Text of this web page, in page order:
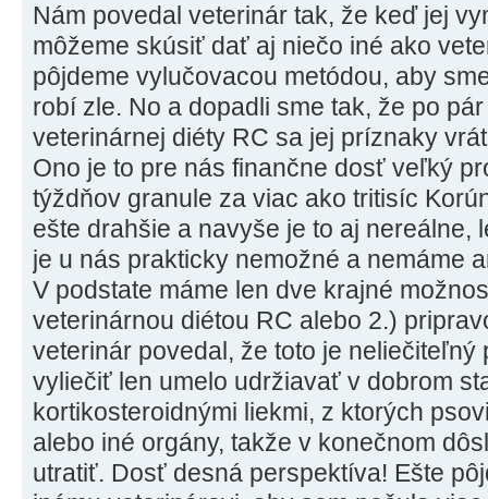
Nám povedal veterinár tak, že keď jej
môžeme skúsiť dať aj niečo iné ako
pôjdeme vylučovacou metódou, aby
robí zle. No a dopadli sme tak, že po
veterinárnej diéty RC sa jej príznaky
Ono je to pre nás finančne dosť veľký
týždňov granule za viac ako tritisíc
ešte drahšie a navyše je to aj nereálne,
je u nás prakticky nemožné a nemáme
V podstate máme len dve krajné
veterinárnou diétou RC alebo 2.)
veterinár povedal, že toto je neliečiteľný
vyliečiť len umelo udržiavať v dobrom
kortikosteroidnými liekmi, z ktorých
alebo iné orgány, takže v konečnom
utratiť. Dosť desná perspektíva! Ešte